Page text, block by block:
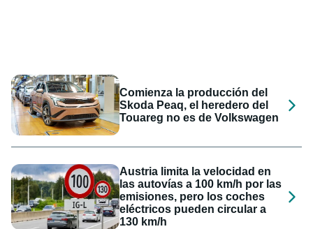
Comienza la producción del
Skoda Peaq, el heredero del
Touareg no es de Volkswagen
Austria limita la velocidad en
las autovías a 100 km/h por las
emisiones, pero los coches
eléctricos pueden circular a
130 km/h